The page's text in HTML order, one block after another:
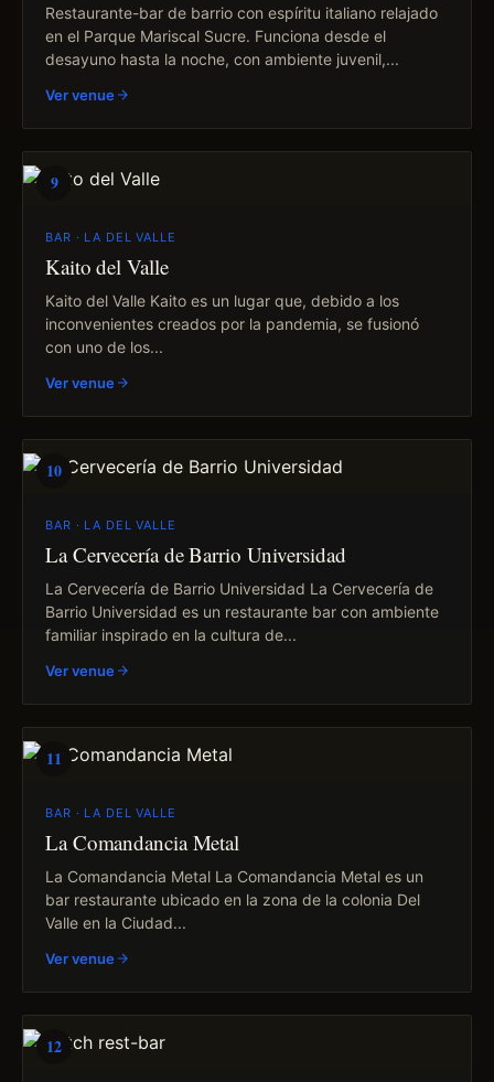
Restaurante-bar de barrio con espíritu italiano relajado
en el Parque Mariscal Sucre. Funciona desde el
desayuno hasta la noche, con ambiente juvenil,...
Ver venue
9
BAR · LA DEL VALLE
Kaito del Valle
Kaito del Valle Kaito es un lugar que, debido a los
inconvenientes creados por la pandemia, se fusionó
con uno de los...
Ver venue
10
BAR · LA DEL VALLE
La Cervecería de Barrio Universidad
La Cervecería de Barrio Universidad La Cervecería de
Barrio Universidad es un restaurante bar con ambiente
familiar inspirado en la cultura de...
Ver venue
11
BAR · LA DEL VALLE
La Comandancia Metal
La Comandancia Metal La Comandancia Metal es un
bar restaurante ubicado en la zona de la colonia Del
Valle en la Ciudad...
Ver venue
12